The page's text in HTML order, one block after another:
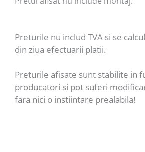
Preturile nu includ TVA si se
din ziua efectuarii platii.
Preturile afisate sunt stabilite in
producatori si pot suferi
fara nici o instiintare prealabila!